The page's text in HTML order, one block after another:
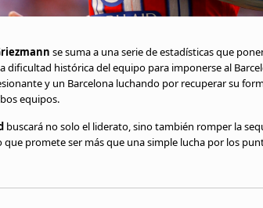
se suma a una serie de estadísticas que
dificultad histórica del equipo para imponerse al
y un Barcelona luchando por recuperar su
equipos.
buscará no solo el liderato, sino también romper la
que promete ser más que una simple lucha por los